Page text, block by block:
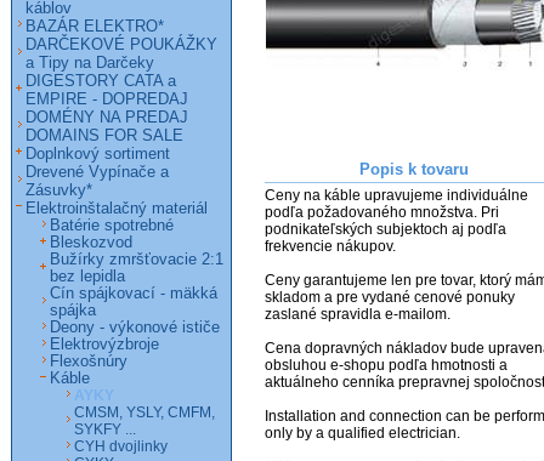
Popis k tovaru
Ceny na káble upravujeme individuálne
podľa požadovaného množstva. Pri
podnikateľských subjektoch aj podľa
frekvencie nákupov.
Ceny garantujeme len pre tovar, ktorý
skladom a pre vydané cenové ponuky
zaslané spravidla e-mailom.
Cena dopravných nákladov bude
obsluhou e-shopu podľa hmotnosti a
aktuálneho cenníka prepravnej
Installation and connection can be
only by a qualified electrician.
káblov
BAZÁR ELEKTRO*
DARČEKOVÉ POUKÁŽKY
a Tipy na Darčeky
DIGESTORY CATA a
EMPIRE - DOPREDAJ
DOMÉNY NA PREDAJ
DOMAINS FOR SALE
Doplnkový sortiment
Drevené Vypínače a
Zásuvky*
Elektroinštalačný materiál
Batérie spotrebné
Bleskozvod
Bužírky zmršťovacie 2:1
bez lepidla
Cín spájkovací - mäkká
spájka
Deony - výkonové ističe
Elektrovýzbroje
Flexošnúry
Káble
AYKY
CMSM, YSLY, CMFM,
SYKFY ...
CYH dvojlinky